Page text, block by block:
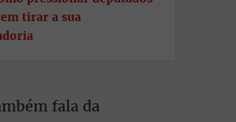
tirar a sua
fala da